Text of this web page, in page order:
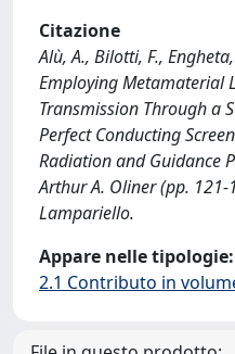
Citazione
Alù, A., Bilotti, F.,
Employing Metamaterial
Transmission Through a
Perfect Conducting
Radiation and Guidance
Arthur A. Oliner (pp. 121-
Lampariello.
Appare nelle tipologie:
2.1 Contributo in